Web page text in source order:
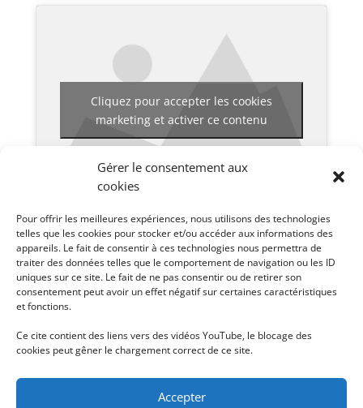
Gérer le consentement aux
cookies
Pour offrir les meilleures expériences, nous utilisons des technologies
telles que les cookies pour stocker et/ou accéder aux informations des
appareils. Le fait de consentir à ces technologies nous permettra de
traiter des données telles que le comportement de navigation ou les ID
uniques sur ce site. Le fait de ne pas consentir ou de retirer son
consentement peut avoir un effet négatif sur certaines caractéristiques
et fonctions.
Ce cite contient des liens vers des vidéos YouTube, le blocage des
cookies peut gêner le chargement correct de ce site.
Accepter
Cliquez pour accepter les cookies
marketing et activer ce contenu
Pour choisir les sous-titres en français, il faut cliquer
surParamètres ->Sous Titres->Français.